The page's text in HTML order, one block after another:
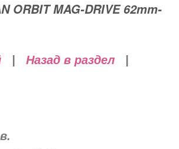
ORBIT MAG-DRIVE 62mm-
Назад в раздел